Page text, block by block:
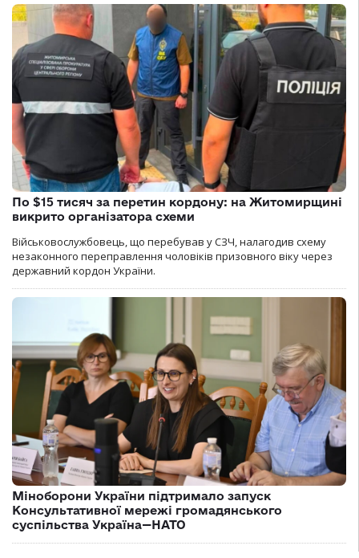
По $15 тисяч за перетин кордону: на Житомирщині
викрито організатора схеми
Військовослужбовець, що перебував у СЗЧ, налагодив схему
незаконного переправлення чоловіків призовного віку через
державний кордон України.
Міноборони України підтримало запуск
Консультативної мережі громадянського
суспільства Україна—НАТО